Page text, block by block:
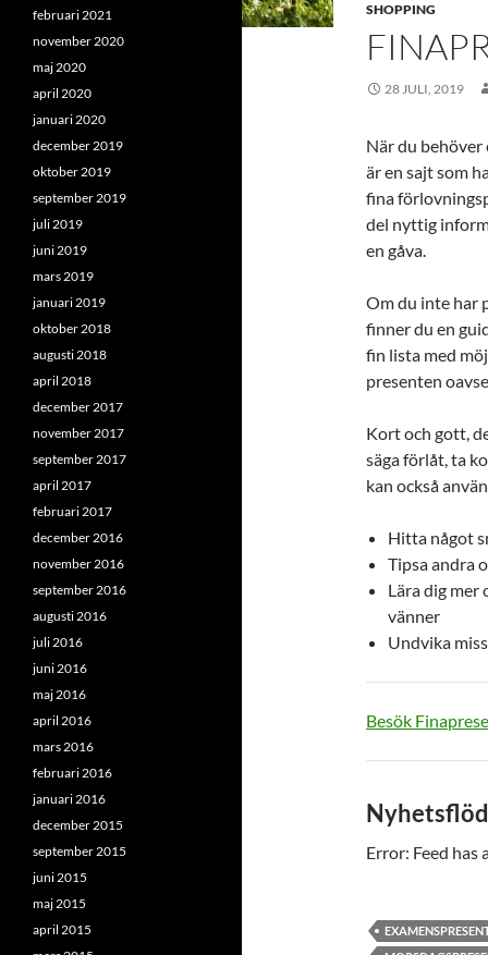
SHOPPING
28 JULI, 2019
När du behöver
är en sajt som
fina
del nyttig
en gåva.
Om du inte har
finner du en
fin lista med
presenten
Kort och gott,
säga förlåt, ta
kan också
Hitta något
Tipsa andra
Lära dig mer
vänner
Undvika
Besök
Error: Feed has
februari 2021
november 2020
maj 2020
april 2020
januari 2020
december 2019
oktober 2019
september 2019
juli 2019
juni 2019
mars 2019
januari 2019
oktober 2018
augusti 2018
april 2018
december 2017
november 2017
september 2017
april 2017
februari 2017
december 2016
november 2016
september 2016
augusti 2016
juli 2016
juni 2016
maj 2016
april 2016
mars 2016
februari 2016
januari 2016
december 2015
september 2015
juni 2015
maj 2015
april 2015